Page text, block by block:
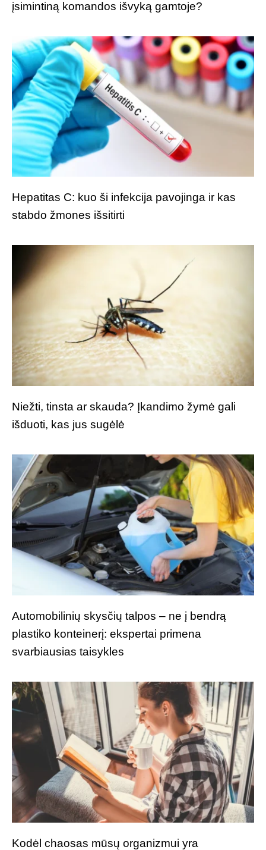
įsimintiną komandos išvyką gamtoje?
Hepatitas C: kuo ši infekcija pavojinga ir kas
stabdo žmones išsitirti
Niežti, tinsta ar skauda? Įkandimo žymė gali
išduoti, kas jus sugėlė
Automobilinių skysčių talpos – ne į bendrą
plastiko konteinerį: ekspertai primena
svarbiausias taisykles
Kodėl chaosas mūsų organizmui yra